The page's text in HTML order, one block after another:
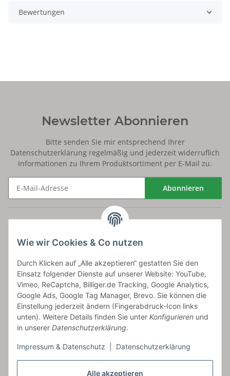
Alle akzeptieren
Wie wir Cookies & Co nutzen
Durch Klicken auf „Alle akzeptieren“ gestatten Sie den
Einsatz folgender Dienste auf unserer Website: YouTube,
Vimeo, ReCaptcha, Billiger.de Tracking, Google Analytics,
Google Ads, Google Tag Manager, Brevo. Sie können die
Einstellung jederzeit ändern (Fingerabdruck-Icon links
unten). Weitere Details finden Sie unter Konfigurieren und
in unserer Datenschutzerklärung.
Impressum & Datenschutz Datenschutzerklärung
Bewertungen
Newsletter Abonnieren
Bitte senden Sie mir entsprechend Ihrer
Datenschutzerklärung regelmäßig und jederzeit widerruflich
Informationen zu Ihrem Produktsortiment per E-Mail zu.
Abonnieren
Artikelinformationen
Frieslandstr. 44 | 26446 Reepsholt
Fon 04468-9479855-0 | Fax -9